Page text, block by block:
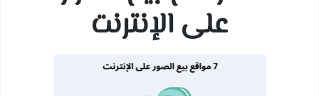
على الإنترنت